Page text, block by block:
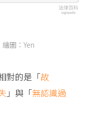
圖：Yen
對的是「故
」與「無認識過